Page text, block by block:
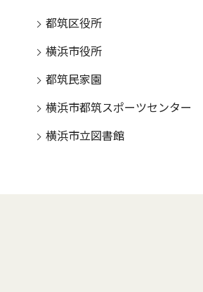
都筑区役所
横浜市役所
都筑民家園
横浜市都筑スポーツセンター
横浜市立図書館